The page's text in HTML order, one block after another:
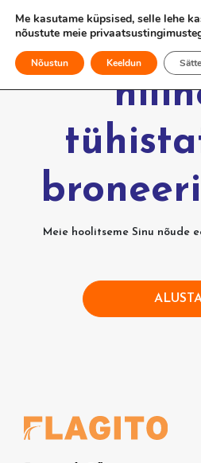
Kas
Meie hoolitseme Sinu nõude
Me kasutame küpsised, selle lehe
nõustute meie
Nõustun Keeldun